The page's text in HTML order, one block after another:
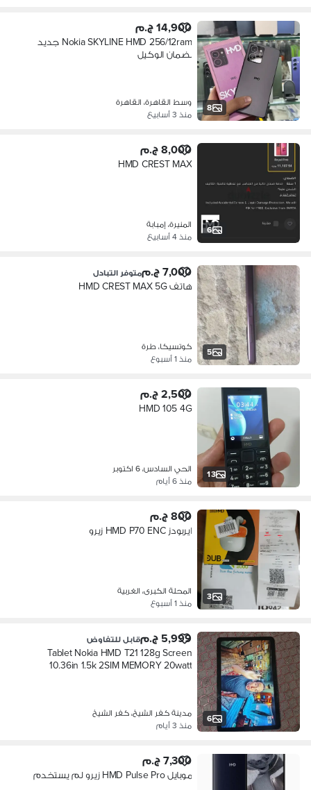
8
14,900 ج.م
Nokia SKYLINE HMD 256/12ram جديد
بضمان الوكيل
وسط القاهرة، القاهرة
منذ 3 أسابيع
6
8,000 ج.م
HMD CREST MAX
المنيرة، إمبابة
منذ 4 أسابيع
5
7,000 ج.م متوفر التبادل
هاتف HMD CREST MAX 5G
كوتسيكا، طرة
منذ 1 أسبوع
13
2,500 ج.م
HMD 105 4G
الحي السادس، 6 اكتوبر
منذ 6 أيام
3
800 ج.م
ايربودز HMD P70 ENC زيرو
المحلة الكبرى، الغربية
منذ 1 أسبوع
6
5,999 ج.م قابل للتفاوض
Tablet Nokia HMD T21 128g Screen
10.36in 1.5k 2SIM MEMORY 20watt
مدينة كفر الشيخ، كفر الشيخ
منذ 3 أيام
7,300 ج.م
موبايل HMD Pulse Pro زيرو لم يستخدم